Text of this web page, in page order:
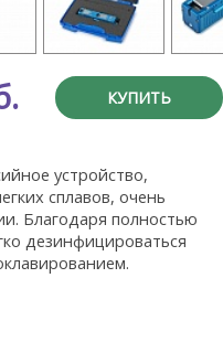
КУПИТЬ
устройство,
сплавов, очень
Благодаря полностью
дезинфицироваться